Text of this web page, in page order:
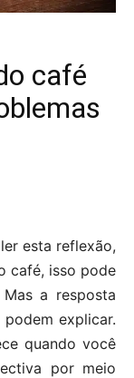
café
esta reflexão,
café, isso pode
a resposta
explicar.
quando você
por meio